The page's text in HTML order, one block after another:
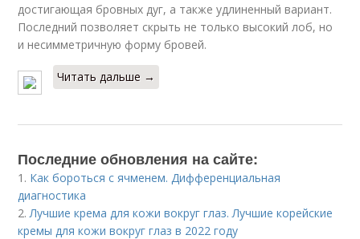
достигающая бровных дуг, а также удлиненный вариант.
Последний позволяет скрыть не только высокий лоб, но
и несимметричную форму бровей.
Читать дальше →
Последние обновления на сайте:
1. Как бороться с ячменем. Дифференциальная
диагностика
2.Лучшие крема для кожи вокруг глаз. Лучшие корейские
кремы для кожи вокруг глаз в 2022 году